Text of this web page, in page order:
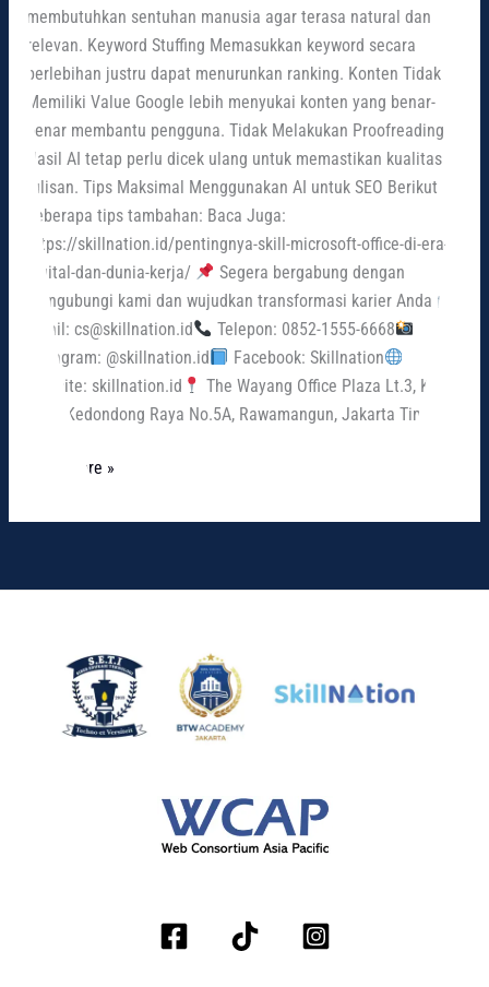
membutuhkan sentuhan manusia agar terasa natural dan
relevan. Keyword Stuffing Memasukkan keyword secara
berlebihan justru dapat menurunkan ranking. Konten Tidak
Memiliki Value Google lebih menyukai konten yang benar-
benar membantu pengguna. Tidak Melakukan Proofreading
Hasil AI tetap perlu dicek ulang untuk memastikan kualitas
tulisan. Tips Maksimal Menggunakan AI untuk SEO Berikut
beberapa tips tambahan: Baca Juga:
https://skillnation.id/pentingnya-skill-microsoft-office-di-era-
digital-dan-dunia-kerja/
Segera bergabung dengan
mengubungi kami dan wujudkan transformasi karier Anda
Email: cs@skillnation.id
Telepon: 0852-1555-6668
Instagram: @skillnation.id
Facebook: Skillnation
Website: skillnation.id
The Wayang Office Plaza Lt.3, Kav.
A, Jl. Kedondong Raya No.5A, Rawamangun, Jakarta Timur
Read More »